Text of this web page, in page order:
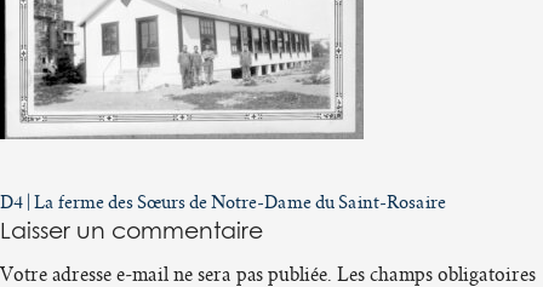
Navigation
de
l’article
D4 | La ferme des Sœurs de Notre-Dame du Saint-Rosaire
Laisser un commentaire
Votre adresse e-mail ne sera pas publiée. Les champs obligatoires